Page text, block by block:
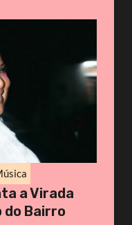
a Virada
do Bairro